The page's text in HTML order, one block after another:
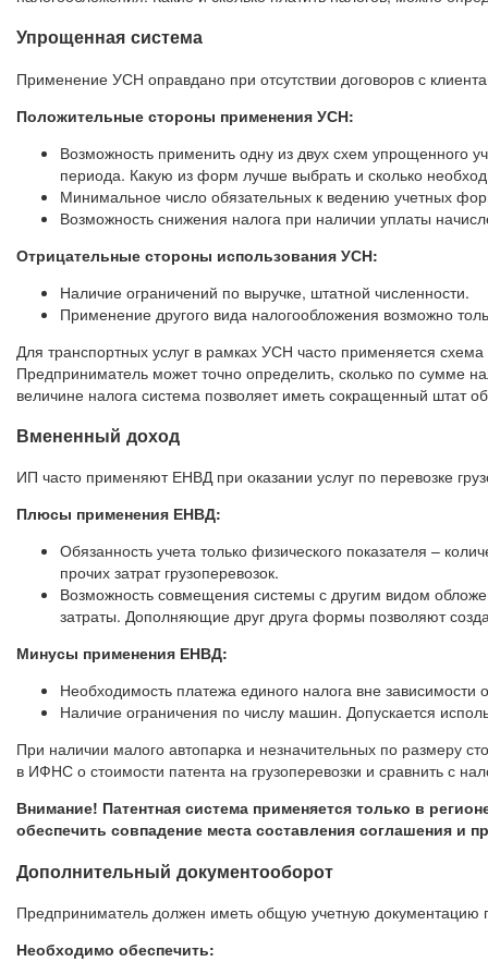
Упрощенная система
Применение УСН оправдано при отсутствии договоров с
Положительные стороны применения УСН:
Возможность применить одну из двух схем упрощенного
периода. Какую из форм лучше выбрать и сколько
Минимальное число обязательных к ведению учетных
Возможность снижения налога при наличии уплаты
Отрицательные стороны использования УСН:
Наличие ограничений по выручке, штатной численности.
Применение другого вида налогообложения возможно
Для транспортных услуг в рамках УСН часто применяется
Предприниматель может точно определить, сколько по сумме
величине налога система позволяет иметь сокращенный штат
Вмененный доход
ИП часто применяют ЕНВД при оказании услуг по перевозке
Плюсы применения ЕНВД:
Обязанность учета только физического показателя –
прочих затрат грузоперевозок.
Возможность совмещения системы с другим видом
затраты. Дополняющие друг друга формы позволяют
Минусы применения ЕНВД:
Необходимость платежа единого налога вне зависимости
Наличие ограничения по числу машин. Допускается
При наличии малого автопарка и незначительных по размеру
в ИФНС о стоимости патента на грузоперевозки и сравнить с
Внимание! Патентная система применяется только в
обеспечить совпадение места составления соглашения и
Дополнительный документооборот
Предприниматель должен иметь общую учетную документацию
Необходимо обеспечить: